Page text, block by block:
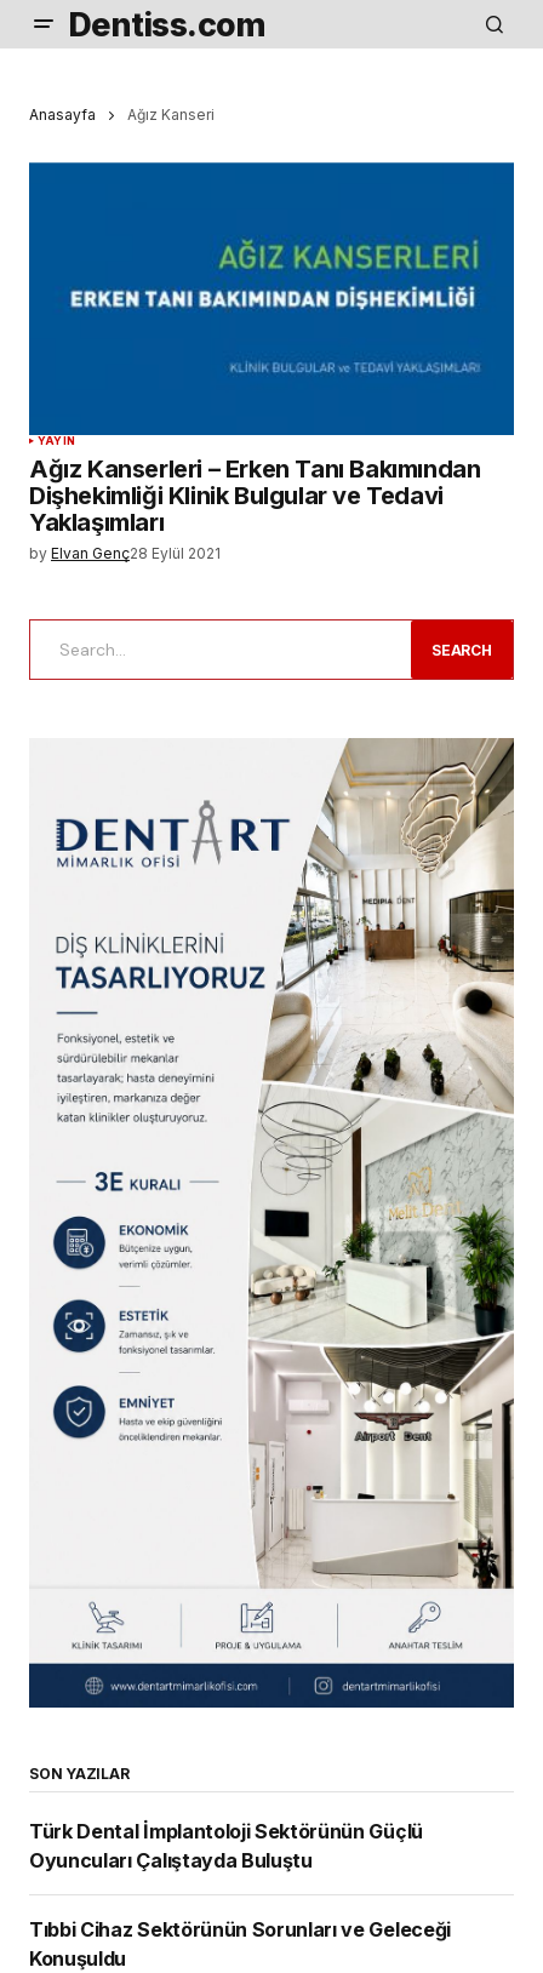
Dentiss.com
Anasayfa Ağız Kanseri
YAYIN
Ağız Kanserleri – Erken Tanı Bakımından
Dişhekimliği Klinik Bulgular ve Tedavi
Yaklaşımları
by Elvan Genç28 Eylül 2021
SEARCH
SON YAZILAR
Türk Dental İmplantoloji Sektörünün Güçlü
Oyuncuları Çalıştayda Buluştu
Tıbbi Cihaz Sektörünün Sorunları ve Geleceği
Konuşuldu